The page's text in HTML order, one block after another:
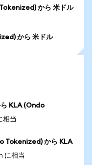
から 米ドル
から 米ドル
KLA (Ondo
相当
Tokenized) から KLA
に相当